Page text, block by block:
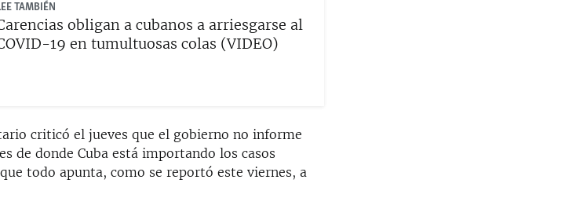
TAMBIÉN
obligan a cubanos a arriesgarse al
19 en tumultuosas colas (VIDEO)
criticó el jueves que el gobierno no informe
de donde Cuba está importando los casos
todo apunta, como se reportó este viernes, a